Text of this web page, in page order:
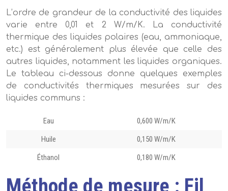
L’ordre de grandeur de la conductivité des liquides
varie entre 0,01 et 2 W/m/K. La conductivité
thermique des liquides polaires (eau, ammoniaque,
etc.) est généralement plus élevée que celle des
autres liquides, notamment les liquides organiques.
Le tableau ci-dessous donne quelques exemples
de conductivités thermiques mesurées sur des
liquides communs :
Eau
0,600 W/m/K
Huile
0,150 W/m/K
Éthanol
0,180 W/m/K
Méthode de mesure : Fil